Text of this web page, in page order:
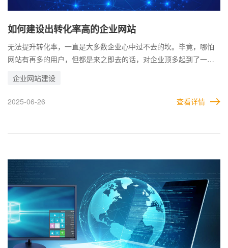
如何建设出转化率高的企业网站
无法提升转化率，一直是大多数企业心中过不去的坎。毕竟，哪怕
网站有再多的用户，但都是来之即去的话，对企业顶多起到了一个
实时转化客户，尽可能的让来的每个人都对自己的产品或业务产生
兴趣。因此，企业需要对自己的网站有精准的定位，这样更容易引
化。除了引流时要更符合企业需求外，网站的引导也是关键。
企业网站建设
2025-06-26 查看详情